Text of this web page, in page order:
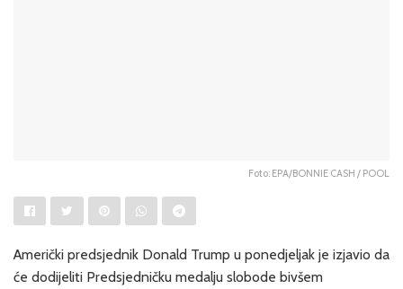
Foto: EPA/BONNIE CASH / POOL
Američki predsjednik Donald Trump u ponedjeljak je izjavio da
će dodijeliti Predsjedničku medalju slobode bivšem